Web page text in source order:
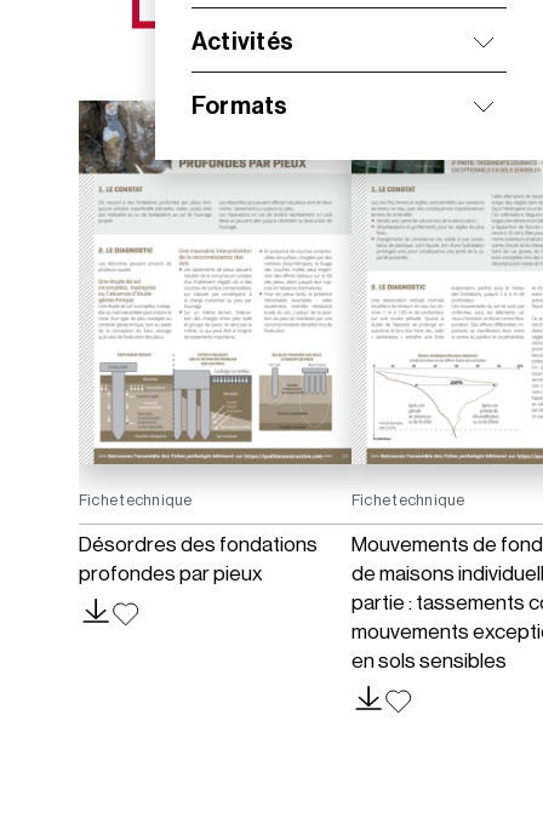
Activités
Formats
NOS NOUVEAUTÉS
Fiche technique
Désordres des fondations
profondes par pieux
Fiche technique
Mouvements de
de maisons
partie : tassements
mouvements
en sols sensibles